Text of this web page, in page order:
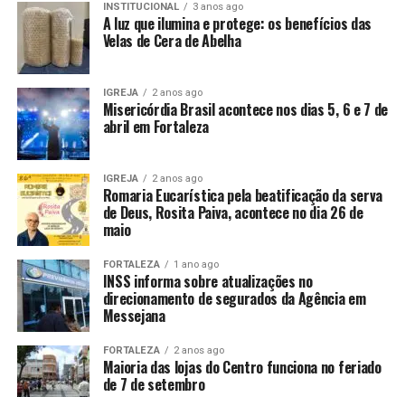
INSTITUCIONAL 3 anos ago
A luz que ilumina e protege: os benefícios das
Velas de Cera de Abelha
IGREJA 2 anos ago
Misericórdia Brasil acontece nos dias 5, 6 e 7 de
abril em Fortaleza
IGREJA 2 anos ago
Romaria Eucarística pela beatificação da serva
de Deus, Rosita Paiva, acontece no dia 26 de
maio
FORTALEZA 1 ano ago
INSS informa sobre atualizações no
direcionamento de segurados da Agência em
Messejana
FORTALEZA 2 anos ago
Maioria das lojas do Centro funciona no feriado
de 7 de setembro